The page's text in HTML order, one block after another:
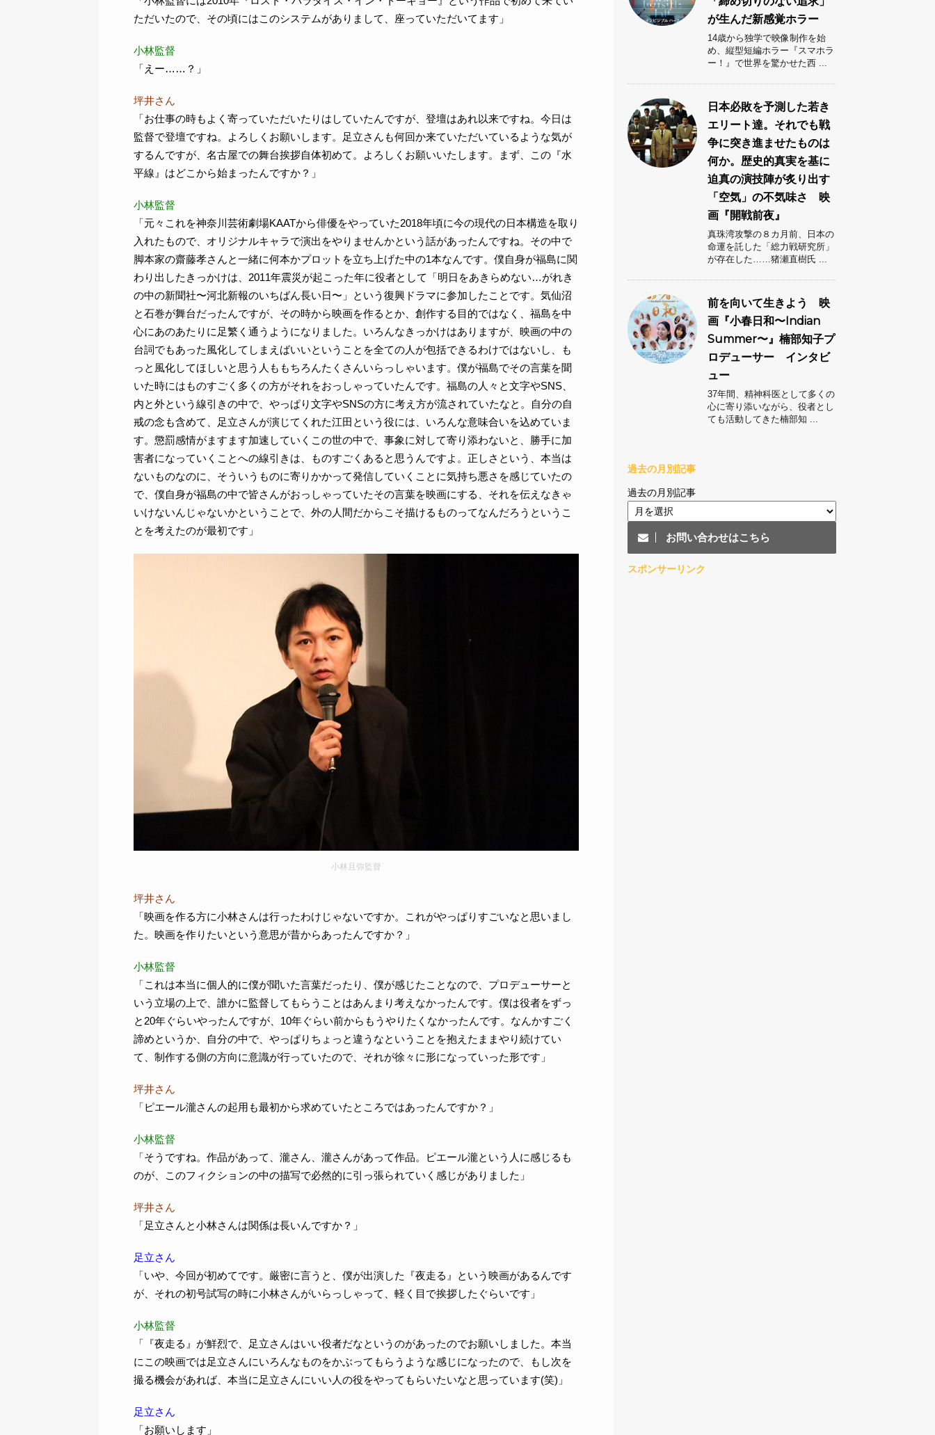
ただいたので、その頃にはこのシステムがありまして、座っていただいてます」
小林監督
「えー……？」
坪井さん
「お仕事の時もよく寄っていただいたりはしていたんですが、登壇はあれ以来ですね。今日は
監督で登壇ですね。よろしくお願いします。足立さんも何回か来ていただいているような気が
するんですが、名古屋での舞台挨拶自体初めて。よろしくお願いいたします。まず、この『水
平線』はどこから始まったんですか？」
小林監督
「元々これを神奈川芸術劇場KAATから俳優をやっていた2018年頃に今の現代の日本構造を取り
入れたもので、オリジナルキャラで演出をやりませんかという話があったんですね。その中で
脚本家の齋藤孝さんと一緒に何本かプロットを立ち上げた中の1本なんです。僕自身が福島に関
わり出したきっかけは、2011年震災が起こった年に役者として「明日をあきらめない…がれき
の中の新聞社〜河北新報のいちばん長い日〜」という復興ドラマに参加したことです。気仙沼
と石巻が舞台だったんですが、その時から映画を作るとか、創作する目的ではなく、福島を中
心にあのあたりに足繁く通うようになりました。いろんなきっかけはありますが、映画の中の
台詞でもあった風化してしまえばいいということを全ての人が包括できるわけではないし、も
っと風化してほしいと思う人ももちろんたくさんいらっしゃいます。僕が福島でその言葉を聞
いた時にはものすごく多くの方がそれをおっしゃっていたんです。福島の人々と文字やSNS、
内と外という線引きの中で、やっぱり文字やSNSの方に考え方が流されていたなと。自分の自
戒の念も含めて、足立さんが演じてくれた江田という役には、いろんな意味合いを込めていま
す。懲罰感情がますます加速していくこの世の中で、事象に対して寄り添わないと、勝手に加
害者になっていくことへの線引きは、ものすごくあると思うんですよ。正しさという、本当は
ないものなのに、そういうものに寄りかかって発信していくことに気持ち悪さを感じていたの
で、僕自身が福島の中で皆さんがおっしゃっていたその言葉を映画にする、それを伝えなきゃ
いけないんじゃないかということで、外の人間だからこそ描けるものってなんだろうというこ
とを考えたのが最初です」
小林且弥監督
坪井さん
「映画を作る方に小林さんは行ったわけじゃないですか。これがやっぱりすごいなと思いまし
た。映画を作りたいという意思が昔からあったんですか？」
小林監督
「これは本当に個人的に僕が聞いた言葉だったり、僕が感じたことなので、プロデューサーと
いう立場の上で、誰かに監督してもらうことはあんまり考えなかったんです。僕は役者をずっ
と20年ぐらいやったんですが、10年ぐらい前からもうやりたくなかったんです。なんかすごく
諦めというか、自分の中で、やっぱりちょっと違うなということを抱えたままやり続けてい
て、制作する側の方向に意識が行っていたので、それが徐々に形になっていった形です」
坪井さん
「ピエール瀧さんの起用も最初から求めていたところではあったんですか？」
小林監督
「そうですね。作品があって、瀧さん、瀧さんがあって作品。ピエール瀧という人に感じるも
のが、このフィクションの中の描写で必然的に引っ張られていく感じがありました」
坪井さん
「足立さんと小林さんは関係は長いんですか？」
足立さん
「いや、今回が初めてです。厳密に言うと、僕が出演した『夜走る』という映画があるんです
が、それの初号試写の時に小林さんがいらっしゃって、軽く目で挨拶したぐらいです」
小林監督
「『夜走る』が鮮烈で、足立さんはいい役者だなというのがあったのでお願いしました。本当
にこの映画では足立さんにいろんなものをかぶってもらうような感じになったので、もし次を
撮る機会があれば、本当に足立さんにいい人の役をやってもらいたいなと思っています(笑)」
足立さん
「お願いします」
が生んだ新感覚ホラー
14歳から独学で映像制作を始
め、縦型短編ホラー『スマホラ
ー！』で世界を驚かせた西 ...
日本必敗を予測した若き
エリート達。それでも戦
争に突き進ませたものは
何か。歴史的真実を基に
迫真の演技陣が炙り出す
「空気」の不気味さ 映
画『開戦前夜』
真珠湾攻撃の８カ月前、日本の
命運を託した「総力戦研究所」
が存在した……猪瀬直樹氏 ...
前を向いて生きよう 映
画『小春日和〜Indian
Summer〜』楠部知子プ
ロデューサー インタビ
ュー
37年間、精神科医として多くの
心に寄り添いながら、役者とし
ても活動してきた楠部知 ...
過去の月別記事
過去の月別記事
お問い合わせはこちら
スポンサーリンク